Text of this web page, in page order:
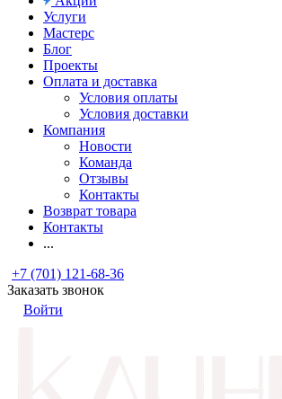
Услуги
Мастерс
Блог
Проекты
Оплата и доставка
Условия оплаты
Условия доставки
Компания
Новости
Команда
Отзывы
Контакты
Возврат товара
Контакты
...
+7 (701) 121-68-36
Заказать звонок
Войти